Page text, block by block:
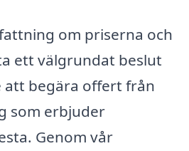
om priserna och
ett välgrundat beslut
att begära offert från
som erbjuder
Genom vår